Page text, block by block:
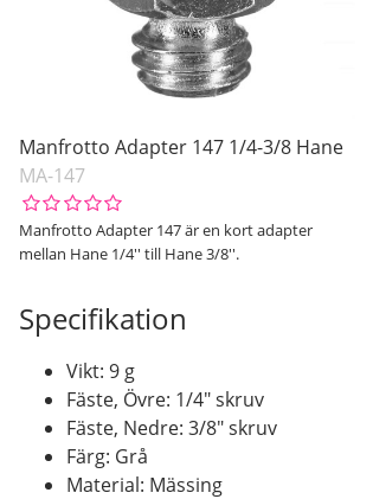
Manfrotto Adapter 147 1/4-3/8 Hane
MA-147
Manfrotto Adapter 147 är en kort adapter
mellan Hane 1/4'' till Hane 3/8''.
Specifikation
Vikt: 9 g
Fäste, Övre: 1/4″ skruv
Fäste, Nedre: 3/8″ skruv
Färg: Grå
Material: Mässing